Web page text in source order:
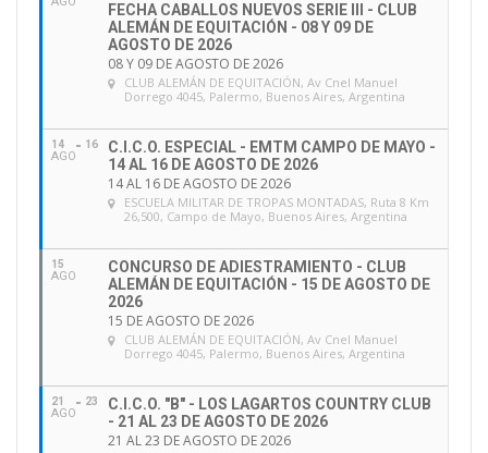
FECHA CABALLOS NUEVOS SERIE III - CLUB
ALEMÁN DE EQUITACIÓN - 08 Y 09 DE
AGOSTO DE 2026
08 Y 09 DE AGOSTO DE 2026
CLUB ALEMÁN DE EQUITACIÓN, Av Cnel Manuel
Dorrego 4045, Palermo, Buenos Aires, Argentina
14
AGO
16
C.I.C.O. ESPECIAL - EMTM CAMPO DE MAYO -
14 AL 16 DE AGOSTO DE 2026
14 AL 16 DE AGOSTO DE 2026
ESCUELA MILITAR DE TROPAS MONTADAS, Ruta 8 Km
26,500, Campo de Mayo, Buenos Aires, Argentina
15
AGO
CONCURSO DE ADIESTRAMIENTO - CLUB
ALEMÁN DE EQUITACIÓN - 15 DE AGOSTO DE
2026
15 DE AGOSTO DE 2026
CLUB ALEMÁN DE EQUITACIÓN, Av Cnel Manuel
Dorrego 4045, Palermo, Buenos Aires, Argentina
21
AGO
23
C.I.C.O. "B" - LOS LAGARTOS COUNTRY CLUB
- 21 AL 23 DE AGOSTO DE 2026
21 AL 23 DE AGOSTO DE 2026